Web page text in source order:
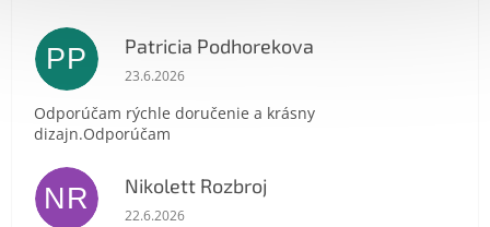
PP Patricia Podhorekova
Hodnotenie obchodu je 5 z 5 hviezdičiek.
23.6.2026
Odporúčam rýchle doručenie a krásny
dizajn.Odporúčam
NR Nikolett Rozbroj
Hodnotenie obchodu je 5 z 5 hviezdičiek.
22.6.2026